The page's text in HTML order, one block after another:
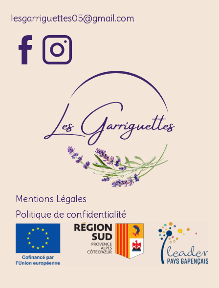
lesgarriguettes05@gmail.com
Mentions Légales
Politique de confidentialité